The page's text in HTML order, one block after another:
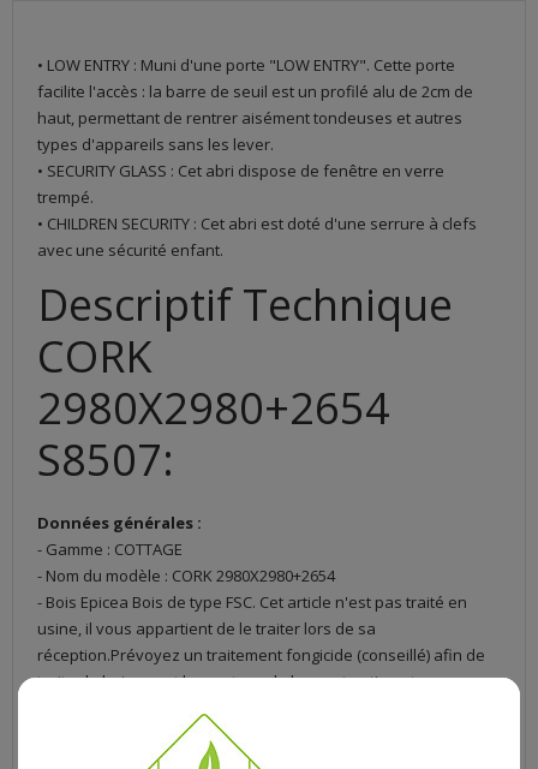
• LOW ENTRY : Muni d'une porte "LOW ENTRY". Cette porte
facilite l'accès : la barre de seuil est un profilé alu de 2cm de
haut, permettant de rentrer aisément tondeuses et autres
types d'appareils sans les lever.
• SECURITY GLASS : Cet abri dispose de fenêtre en verre
trempé.
• CHILDREN SECURITY : Cet abri est doté d'une serrure à clefs
avec une sécurité enfant.
Descriptif Technique
CORK
2980X2980+2654
S8507:
Données générales :
- Gamme : COTTAGE
- Nom du modèle : CORK 2980X2980+2654
- Bois Epicea Bois de type FSC. Cet article n'est pas traité en
usine, il vous appartient de le traiter lors de sa
réception.Prévoyez un traitement fongicide (conseillé) afin de
traiter le bois avant le montage de la construction et
Porte(s) et Fenêtre(s) incluses :